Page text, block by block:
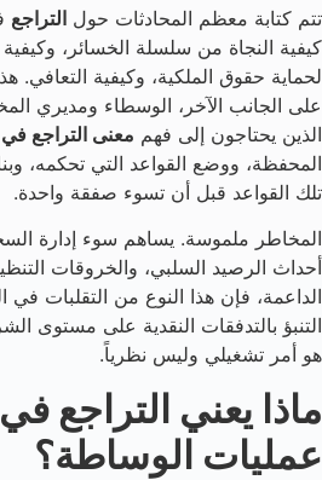
تتم كتابة معظم المحادثات حول التراجع
كيفية النجاة من سلسلة الخسائر،
لحماية حقوق الملكية، وكيفية التعافي.
على الجانب الآخر، الوسطاء ومديري
الذين يحتاجون إلى فهم معنى التراجع في
المحفظة، ووضع القواعد التي تحكمه،
تلك القواعد قبل أن تسوء صفقة واحدة.
المخاطر ملموسة. يساهم سوء إدارة
أحداث الرصيد السلبي، والخروقات
الداعمة، فإن هذا النوع من التقلبات في
التنبؤ بالتدفقات النقدية على مستوى
هو أمر تشغيلي وليس نظرياً.
ماذا يعني التراجع
عمليات الوساطة؟